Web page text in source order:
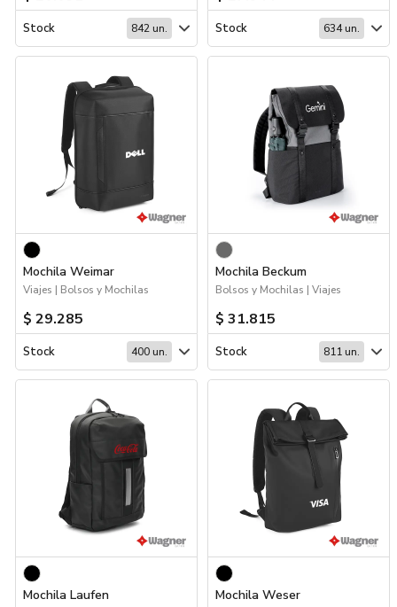
Stock 842 un. Stock 634 un.
Mochila Weimar
Viajes | Bolsos y Mochilas
$ 29.285
Stock 400 un.
Mochila Beckum
Bolsos y Mochilas | Viajes
$ 31.815
Stock 811 un.
Mochila Laufen Mochila Weser